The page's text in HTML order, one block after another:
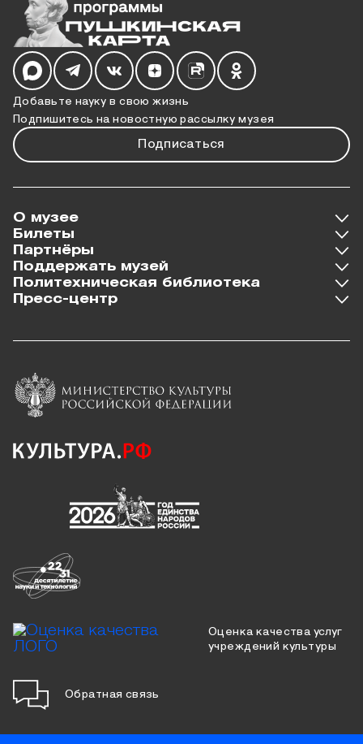
Добавьте науку в свою жизнь
Подпишитесь на новостную рассылку музея
Подписаться
Мы в социальных сетях
О музее
Билеты
Партнёры
Поддержать музей
Политехническая библиотека
Пресс-центр
Оценка качества услуг
учреждений культуры
Обратная связь